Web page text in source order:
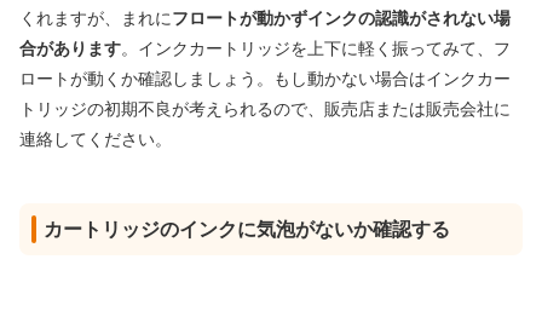
くれますが、まれにフロートが動かずインクの認識がされない場
合があります。インクカートリッジを上下に軽く振ってみて、フ
ロートが動くか確認しましょう。もし動かない場合はインクカー
トリッジの初期不良が考えられるので、販売店または販売会社に
連絡してください。
カートリッジのインクに気泡がないか確認する